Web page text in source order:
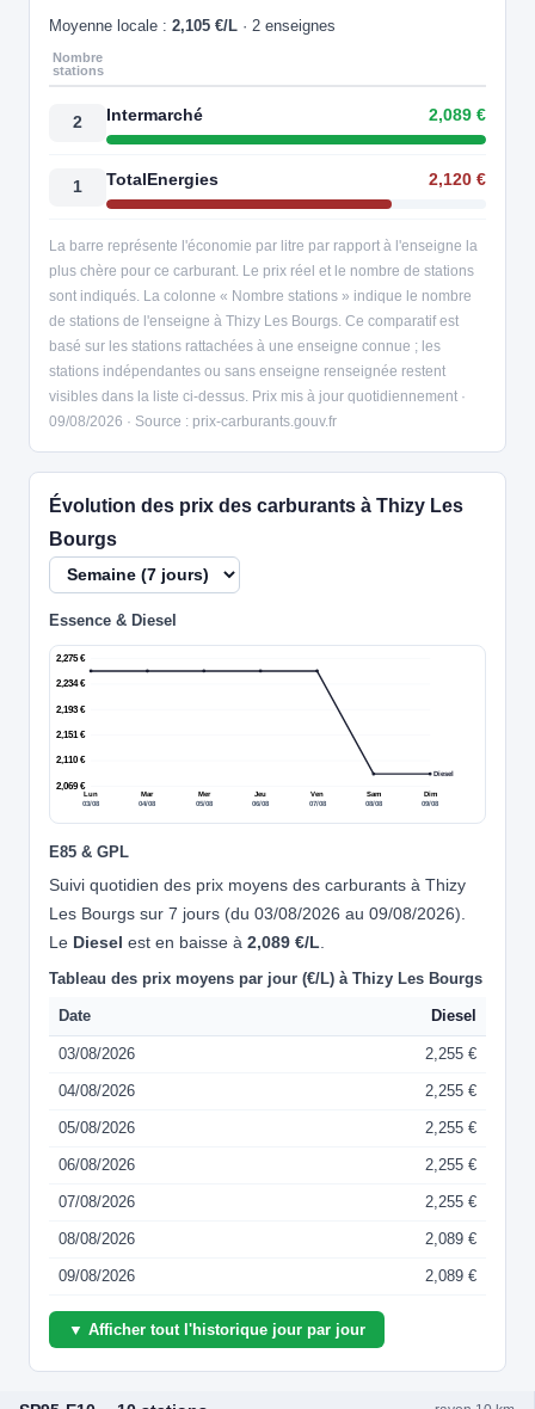
Moyenne locale : 2,105 €/L · 2 enseignes
Nombre
stations
2 Intermarché 2,089 €
1 TotalEnergies 2,120 €
La barre représente l'économie par litre par rapport à l'enseigne la
plus chère pour ce carburant. Le prix réel et le nombre de stations
sont indiqués. La colonne « Nombre stations » indique le nombre
de stations de l'enseigne à Thizy Les Bourgs. Ce comparatif est
basé sur les stations rattachées à une enseigne connue ; les
stations indépendantes ou sans enseigne renseignée restent
visibles dans la liste ci-dessus. Prix mis à jour quotidiennement ·
09/08/2026 · Source : prix-carburants.gouv.fr
Évolution des prix des carburants à Thizy Les
Bourgs
Essence & Diesel
2,069 €
2,110 €
2,151 €
2,193 €
2,234 €
2,275 €
Lun
03/08
Mar
04/08
Mer
05/08
Jeu
06/08
Ven
07/08
Sam
08/08
Dim
09/08
Diesel
E85 & GPL
Suivi quotidien des prix moyens des carburants à Thizy
Les Bourgs sur 7 jours (du 03/08/2026 au 09/08/2026).
Le Diesel est en baisse à 2,089 €/L
Tableau des prix moyens par jour (€/L) à Thizy Les Bourgs
Date Diesel
03/08/2026 2,255 €
04/08/2026 2,255 €
05/08/2026 2,255 €
06/08/2026 2,255 €
07/08/2026 2,255 €
08/08/2026 2,089 €
09/08/2026 2,089 €
▼ Afficher tout l'historique jour par jour